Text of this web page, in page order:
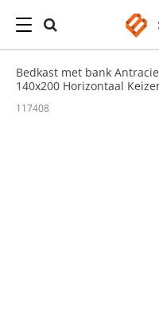
Home Bedkasten met banken/
Bedkast met bank
140x200 Horizontaal
117408